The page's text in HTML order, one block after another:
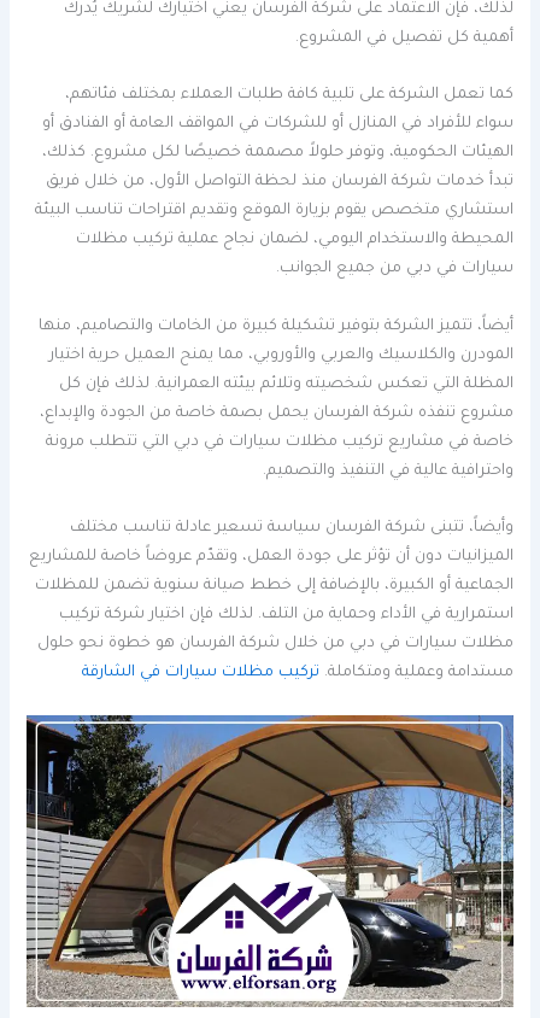
لذلك، فإن الاعتماد على شركة الفرسان يعني اختيارك لشريك يُدرك
أهمية كل تفصيل في المشروع.
كما تعمل الشركة على تلبية كافة طلبات العملاء بمختلف فئاتهم،
سواء للأفراد في المنازل أو للشركات في المواقف العامة أو الفنادق أو
الهيئات الحكومية، وتوفر حلولاً مصممة خصيصًا لكل مشروع. كذلك،
تبدأ خدمات شركة الفرسان منذ لحظة التواصل الأول، من خلال فريق
استشاري متخصص يقوم بزيارة الموقع وتقديم اقتراحات تناسب البيئة
المحيطة والاستخدام اليومي، لضمان نجاح عملية تركيب مظلات
سيارات في دبي من جميع الجوانب.
أيضاً، تتميز الشركة بتوفير تشكيلة كبيرة من الخامات والتصاميم، منها
المودرن والكلاسيك والعربي والأوروبي، مما يمنح العميل حرية اختيار
المظلة التي تعكس شخصيته وتلائم بيئته العمرانية. لذلك فإن كل
مشروع تنفذه شركة الفرسان يحمل بصمة خاصة من الجودة والإبداع،
خاصة في مشاريع تركيب مظلات سيارات في دبي التي تتطلب مرونة
واحترافية عالية في التنفيذ والتصميم.
وأيضاً، تتبنى شركة الفرسان سياسة تسعير عادلة تناسب مختلف
الميزانيات دون أن تؤثر على جودة العمل، وتقدّم عروضاً خاصة للمشاريع
الجماعية أو الكبيرة، بالإضافة إلى خطط صيانة سنوية تضمن للمظلات
استمرارية في الأداء وحماية من التلف. لذلك فإن اختيار شركة تركيب
مظلات سيارات في دبي من خلال شركة الفرسان هو خطوة نحو حلول
مستدامة وعملية ومتكاملة. تركيب مظلات سيارات في الشارقة